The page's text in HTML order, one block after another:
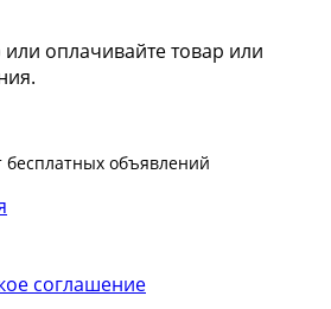
оплачивайте товар или
объявлений
соглашение